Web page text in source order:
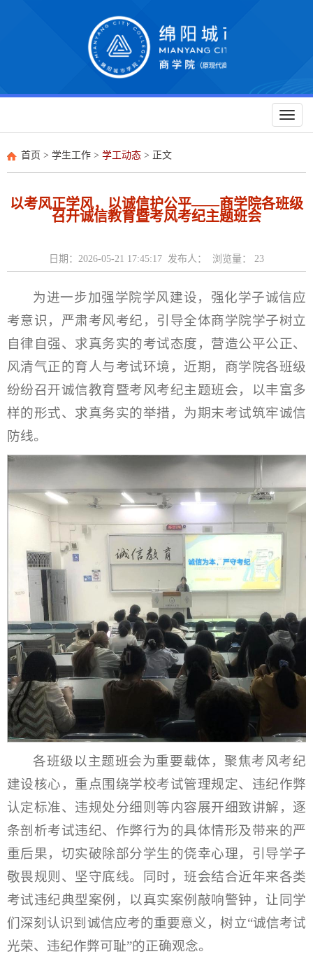
Toggle
首页 > 学生工作 > 学工动态 > 正文
以考风正学风，以诚信护公平——商学院各班级
召开诚信教育暨考风考纪主题班会
日期：2026-05-21 17:45:17 发布人： 浏览量： 23
为进一步加强学院学风建设，强化学子诚信应
考意识，严肃考风考纪，引导全体商学院学子树立
自律自强、求真务实的考试态度，营造公平公正、
风清气正的育人与考试环境，近期，商学院各班级
纷纷召开诚信教育暨考风考纪主题班会，以丰富多
样的形式、求真务实的举措，为期末考试筑牢诚信
防线。
各班级以主题班会为重要载体，聚焦考风考纪
建设核心，重点围绕学校考试管理规定、违纪作弊
认定标准、违规处分细则等内容展开细致讲解，逐
条剖析考试违纪、作弊行为的具体情形及带来的严
重后果，切实破除部分学生的侥幸心理，引导学子
敬畏规则、坚守底线。同时，班会结合近年来各类
考试违纪典型案例，以真实案例敲响警钟，让同学
们深刻认识到诚信应考的重要意义，树立“诚信考试
光荣、违纪作弊可耻”的正确观念。